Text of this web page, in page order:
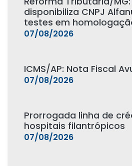
disponibiliza CNPJ
testes em
07/08/2026
ICMS/AP: Nota Fiscal
07/08/2026
Prorrogada linha de
hospitais filantrópicos
07/08/2026